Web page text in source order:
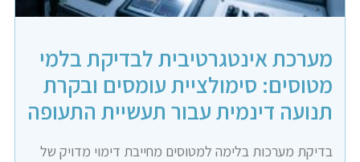
מערכת אינטגרטיבית לבדיקת בלמי
מטוסים: סימולציית עומסים ובקרת
תנועה דינמית עבור תעשיית התעופה
בדיקת מערכות בלימה למטוסים מחייבת דימוי מדויק של